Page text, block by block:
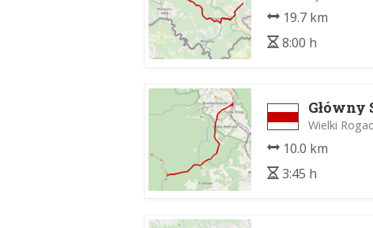
19.7 km
8:00 h
Wielki
10.0 km
3:45 h